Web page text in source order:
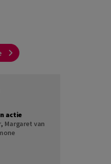
actie
, Margaret van